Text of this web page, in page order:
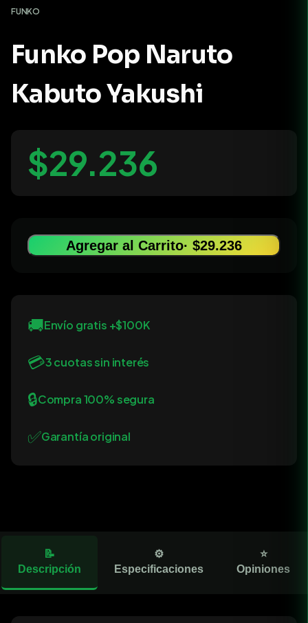
FUNKO
Funko Pop Naruto
Kabuto Yakushi
$29.236
Agregar al Carrito· $29.236
🚚Envío gratis +$100K
💳3 cuotas sin interés
🔒Compra 100% segura
✅Garantía original
📝
Descripción
⚙️
Especificaciones
⭐
Opiniones